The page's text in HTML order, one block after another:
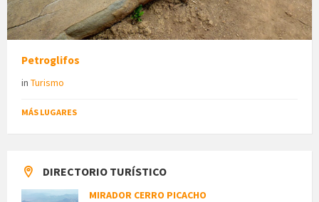
Petroglifos
in Turismo
MÁS LUGARES
DIRECTORIO TURÍSTICO
MIRADOR CERRO PICACHO